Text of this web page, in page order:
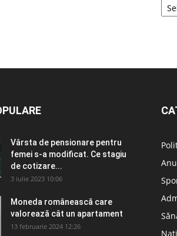
Vârsta de pensionare pentru
femei s-a modificat. Ce stagiu
de cotizare...
3 iulie 2023 10:06
Moneda românească care
valorează cât un apartament
13 februarie 2024 12:26